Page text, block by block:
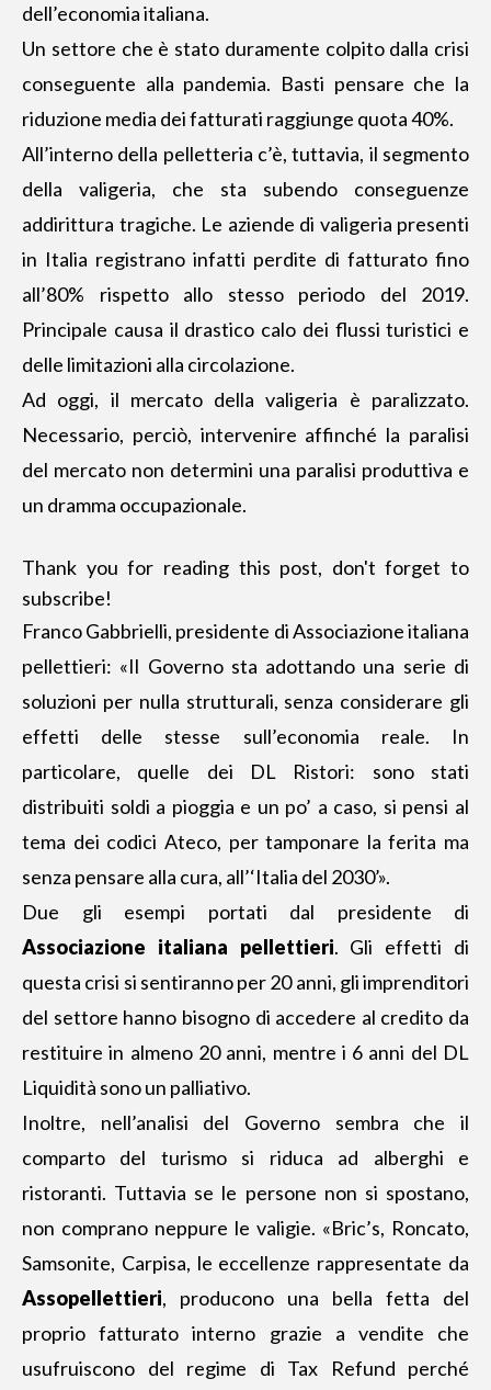
dell’economia italiana.
Un settore che è stato duramente colpito dalla crisi
conseguente alla pandemia. Basti pensare che la
riduzione media dei fatturati raggiunge quota 40%.
All’interno della pelletteria c’è, tuttavia, il segmento
della valigeria, che sta subendo conseguenze
addirittura tragiche. Le aziende di valigeria presenti
in Italia registrano infatti perdite di fatturato fino
all’80% rispetto allo stesso periodo del 2019.
Principale causa il drastico calo dei flussi turistici e
delle limitazioni alla circolazione.
Ad oggi, il mercato della valigeria è paralizzato.
Necessario, perciò, intervenire affinché la paralisi
del mercato non determini una paralisi produttiva e
un dramma occupazionale.
Thank you for reading this post, don't forget to
subscribe!
Franco Gabbrielli, presidente di Associazione italiana
pellettieri: «Il Governo sta adottando una serie di
soluzioni per nulla strutturali, senza considerare gli
effetti delle stesse sull’economia reale. In
particolare, quelle dei DL Ristori: sono stati
distribuiti soldi a pioggia e un po’ a caso, si pensi al
tema dei codici Ateco, per tamponare la ferita ma
senza pensare alla cura, all’‘Italia del 2030’».
Due gli esempi portati dal presidente di
Associazione italiana pellettieri. Gli effetti di
questa crisi si sentiranno per 20 anni, gli imprenditori
del settore hanno bisogno di accedere al credito da
restituire in almeno 20 anni, mentre i 6 anni del DL
Liquidità sono un palliativo.
Inoltre, nell’analisi del Governo sembra che il
comparto del turismo si riduca ad alberghi e
ristoranti. Tuttavia se le persone non si spostano,
non comprano neppure le valigie. «Bric’s, Roncato,
Samsonite, Carpisa, le eccellenze rappresentate da
Assopellettieri, producono una bella fetta del
proprio fatturato interno grazie a vendite che
usufruiscono del regime di Tax Refund perché